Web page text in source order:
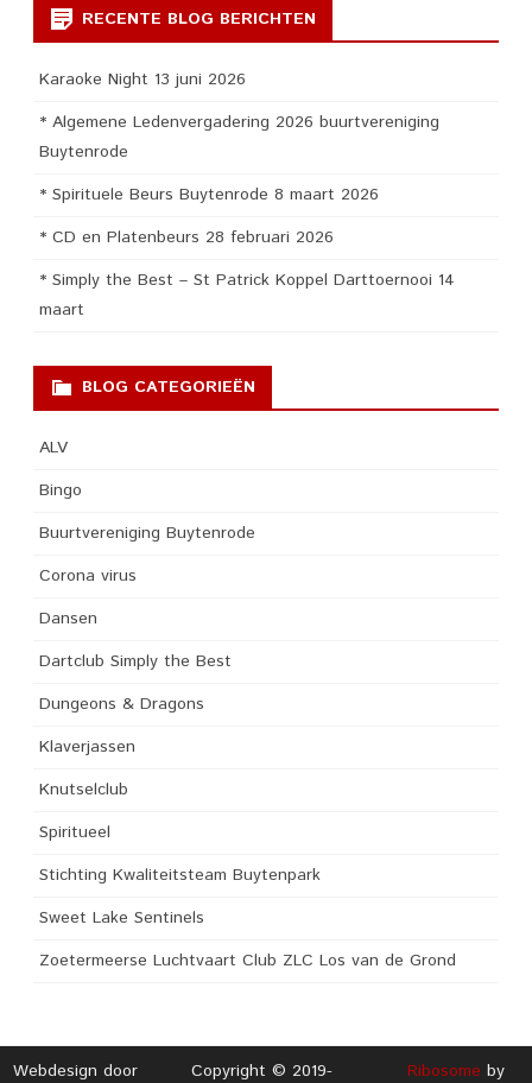
RECENTE BLOG BERICHTEN
Karaoke Night 13 juni 2026
* Algemene Ledenvergadering 2026 buurtvereniging
Buytenrode
* Spirituele Beurs Buytenrode 8 maart 2026
* CD en Platenbeurs 28 februari 2026
* Simply the Best – St Patrick Koppel Darttoernooi 14
maart
BLOG CATEGORIEËN
ALV
Bingo
Buurtvereniging Buytenrode
Corona virus
Dansen
Dartclub Simply the Best
Dungeons & Dragons
Klaverjassen
Knutselclub
Spiritueel
Stichting Kwaliteitsteam Buytenpark
Sweet Lake Sentinels
Zoetermeerse Luchtvaart Club ZLC Los van de Grond
Webdesign door Copyright © 2019- Ribosome by